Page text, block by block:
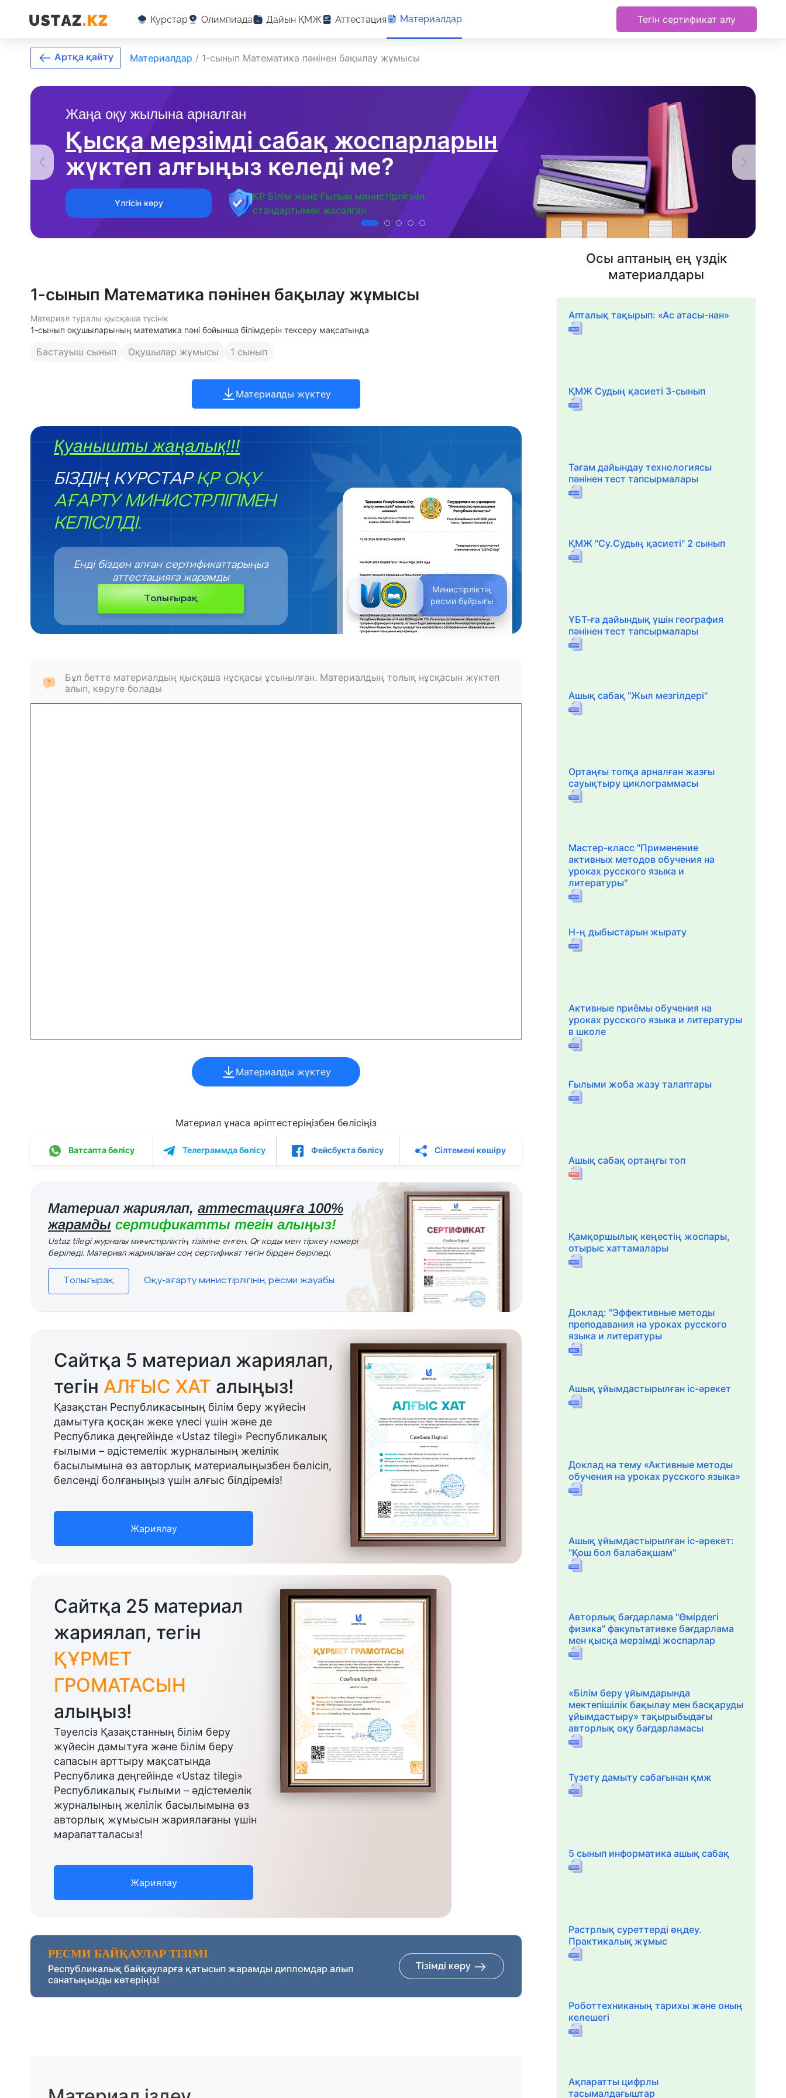
Курстар Олимпиада Дайын ҚМЖ Аттестация Материалдар Тегін сертификат алу
Жаңа оқу жылына арналған
Қысқа мерзімді сабақ жоспарларын
жүктеп алғыңыз келеді ме?
Үлгісін көру
ҚР Білім және Ғылым министірлігінің
стандартымен жасалған
Артқа қайту Материалдар / 1-сынып Математика пәнінен бақылау жұмысы
1-сынып Математика пәнінен бақылау жұмысы
Материал туралы қысқаша түсінік
1-сынып оқушыларының математика пәні бойынша білімдерін тексеру мақсатында
Бастауыш сынып Оқушылар жұмысы 1 сынып
Материалды жүктеу
Қуанышты жаңалық!!!
БІЗДІҢ КУРСТАР ҚР ОҚУ
АҒАРТУ МИНИСТРЛІГІМЕН
КЕЛІСІЛДІ.
Министірліктің
ресми бұйрығы
Енді бізден алған сертификаттарыңыз
аттестацияға жарамды
Толығырақ
Бұл бетте материалдың қысқаша нұсқасы ұсынылған. Материалдың толық нұсқасын жүктеп
алып, көруге болады
Материалды жүктеу
Материал ұнаса әріптестеріңізбен бөлісіңіз
Ватсапта бөлісу Телеграммда бөлісу Фейсбукта бөлісу Сілтемені көшіру
Материал жариялап, аттестацияға 100%
жарамды сертификатты тегін алыңыз!
Ustaz tilegi журналы министірліктің тізіміне енген. Qr коды мен тіркеу номері
беріледі. Материал жариялаған соң сертификат тегін бірден беріледі.
Толығырақ Оқу-ағарту министірлігінің ресми жауабы
Сайтқа 5 материал жариялап,
тегін АЛҒЫС ХАТ алыңыз!
Қазақстан Республикасының білім беру жүйесін
дамытуға қосқан жеке үлесі үшін және де
Республика деңгейінде «Ustaz tilegi» Республикалық
ғылыми – әдістемелік журналының желілік
басылымына өз авторлық материалыңызбен бөлісіп,
белсенді болғаныңыз үшін алғыс білдіреміз!
Жариялау
Сайтқа 25 материал
жариялап, тегін
ҚҰРМЕТ
ГРОМАТАСЫН
алыңыз!
Тәуелсіз Қазақстанның білім беру
жүйесін дамытуға және білім беру
сапасын арттыру мақсатында
Республика деңгейінде «Ustaz tilegi»
Республикалық ғылыми – әдістемелік
журналының желілік басылымына өз
авторлық жұмысын жариялағаны үшін
марапатталасыз!
Жариялау
РЕСМИ БАЙҚАУЛАР ТІЗІМІ
Республикалық байқауларға қатысып жарамды дипломдар алып
санатыңызды көтеріңіз!
Тізімді көру
Осы аптаның ең үздік
материалдары
Апталық тақырып: «Ас атасы-нан»
ҚМЖ Судың қасиеті 3-сынып
Тағам дайындау технологиясы
пәнінен тест тапсырмалары
ҚМЖ "Су.Судың қасиеті" 2 сынып
ҰБТ-ға дайындық үшін география
пәнінен тест тапсырмалары
Ашық сабақ "Жыл мезгілдері"
Ортаңғы топқа арналған жазғы
сауықтыру циклограммасы
Мастер-класс "Применение
активных методов обучения на
уроках русского языка и
литературы"
Н-ң дыбыстарын жырату
Активные приёмы обучения на
уроках русского языка и литературы
в школе
Ғылыми жоба жазу талаптары
Ашық сабақ ортаңғы топ
Қамқоршылық кеңестің жоспары,
отырыс хаттамалары
Доклад: "Эффективные методы
преподавания на уроках русского
языка и литературы
Ашық ұйымдастырылған іс-әрекет
Доклад на тему «Активные методы
обучения на уроках русского языка»
Ашық ұйымдастырылған іс-әрекет:
"Қош бол балабақшам"
Авторлық бағдарлама "Өмірдегі
физика" факультативке бағдарлама
мен қысқа мерзімді жоспарлар
«Білім беру ұйымдарында
мектепішілік бақылау мен басқаруды
ұйымдастыру» тақырыбыдағы
авторлық оқу бағдарламасы
Түзету дамыту сабағынан қмж
5 сынып информатика ашық сабақ
Растрлық суреттерді өңдеу.
Практикалық жұмыс
Роботтехниканың тарихы және оның
келешегі
Ақпаратты цифрлы
тасымалдағыштар